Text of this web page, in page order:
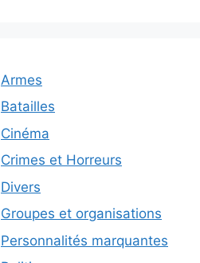
Armes
Batailles
Cinéma
Crimes et Horreurs
Divers
Groupes et organisations
Personnalités marquantes